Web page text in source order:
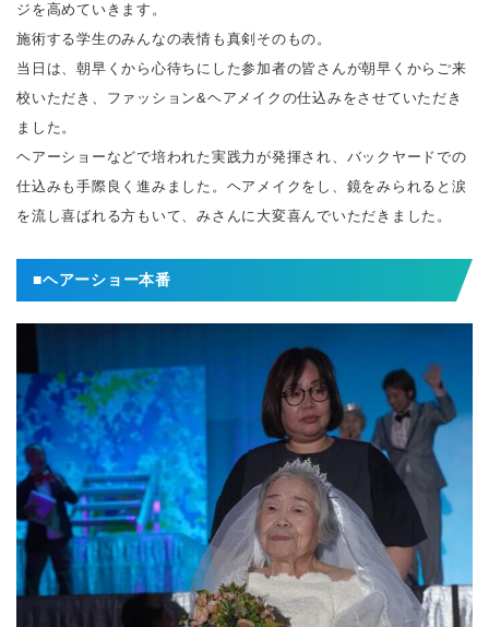
ジを⾼めていきます。
施術する学生のみんなの表情も真剣そのもの。
当⽇は、朝早くから⼼待ちにした参加者の皆さんが朝早くからご来
校いただき、ファッション&ヘアメイクの仕込みをさせていただき
ました。
ヘアーショーなどで培われた実践⼒が発揮され、バックヤードでの
仕込みも⼿際良く進みました。ヘアメイクをし、鏡をみられると涙
を流し喜ばれる方もいて、みさんに大変喜んでいただきました。
■ヘアーショー本番